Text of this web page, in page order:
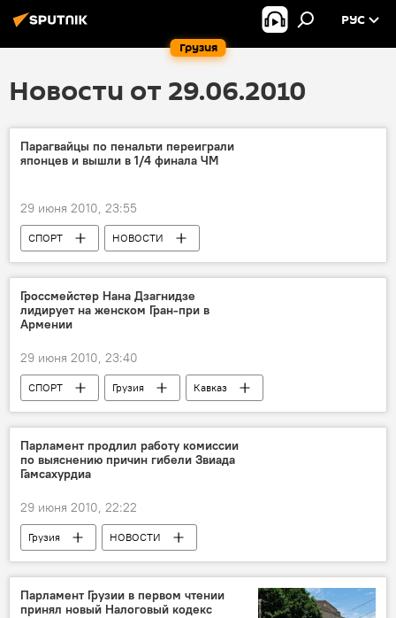
Грузия
РУС
Новости от 29.06.2010
Парагвайцы по пенальти переиграли
японцев и вышли в 1/4 финала ЧМ
29 июня 2010, 23:55
СПОРТ
НОВОСТИ
Чемпионат мира по футболу
Гроссмейстер Нана Дзагнидзе
лидирует на женском Гран-при в
Армении
29 июня 2010, 23:40
СПОРТ Грузия
Кавказ
НОВОСТИ
Парламент продлил работу комиссии
по выяснению причин гибели Звиада
Гамсахурдиа
29 июня 2010, 22:22
Грузия НОВОСТИ
Парламент Грузии в первом чтении
принял новый Налоговый кодекс